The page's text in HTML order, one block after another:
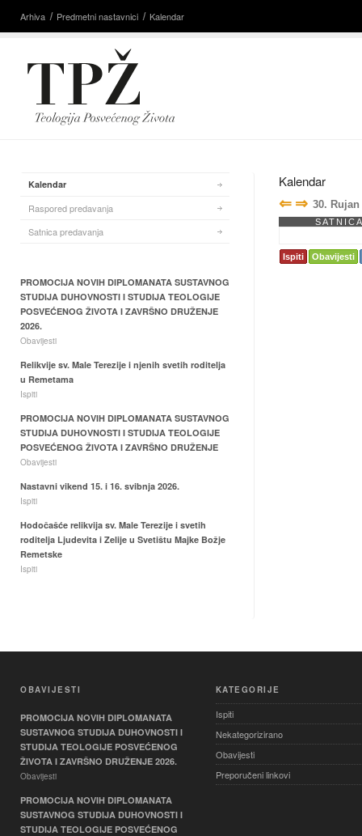
Arhiva Predmetni nastavnici Kalendar
Kalendar
⇐ ⇒ 30. Rujan
Ispiti Obavijesti
Kalendar
Raspored predavanja
Satnica predavanja
PROMOCIJA NOVIH DIPLOMANATA SUSTAVNOG
STUDIJA DUHOVNOSTI I STUDIJA TEOLOGIJE
POSVEĆENOG ŽIVOTA I ZAVRŠNO DRUŽENJE
2026.
Obavijesti
Relikvije sv. Male Terezije i njenih svetih roditelja
u Remetama
Ispiti
PROMOCIJA NOVIH DIPLOMANATA SUSTAVNOG
STUDIJA DUHOVNOSTI I STUDIJA TEOLOGIJE
POSVEĆENOG ŽIVOTA I ZAVRŠNO DRUŽENJE
Obavijesti
Nastavni vikend 15. i 16. svibnja 2026.
Ispiti
Hodočašće relikvija sv. Male Terezije i svetih
roditelja Ljudevita i Zelije u Svetištu Majke Božje
Remetske
Ispiti
OBAVIJESTI
PROMOCIJA NOVIH DIPLOMANATA
SUSTAVNOG STUDIJA DUHOVNOSTI I
STUDIJA TEOLOGIJE POSVEĆENOG
ŽIVOTA I ZAVRŠNO DRUŽENJE 2026.
Obavijesti
PROMOCIJA NOVIH DIPLOMANATA
SUSTAVNOG STUDIJA DUHOVNOSTI I
STUDIJA TEOLOGIJE POSVEĆENOG
KATEGORIJE
Ispiti
Nekategorizirano
Obavijesti
Preporučeni linkovi